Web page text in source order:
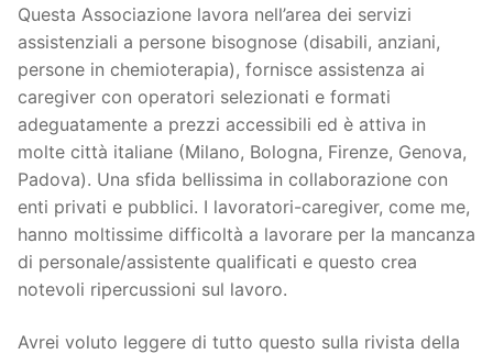
Questa Associazione lavora nell’area dei servizi
assistenziali a persone bisognose (disabili, anziani,
persone in chemioterapia), fornisce assistenza ai
caregiver con operatori selezionati e formati
adeguatamente a prezzi accessibili ed è attiva in
molte città italiane (Milano, Bologna, Firenze, Genova,
Padova). Una sfida bellissima in collaborazione con
enti privati e pubblici. I lavoratori-caregiver, come me,
hanno moltissime difficoltà a lavorare per la mancanza
di personale/assistente qualificati e questo crea
notevoli ripercussioni sul lavoro.
Avrei voluto leggere di tutto questo sulla rivista della